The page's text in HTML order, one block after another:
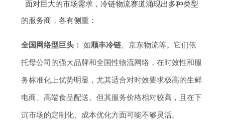
面对巨大的市场需求，冷链物流赛道涌现出多种类型
的服务商，各有侧重：
全国网络型巨头： 如顺丰冷链、京东物流等。它们依
托母公司的强大品牌和全国性物流网络，在时效性和服
务标准化上优势明显，尤其适合对时效要求极高的生鲜
电商、高端食品配送。但其服务价格相对较高，且在下
沉市场的定制化、成本优化方面可能不够灵活。